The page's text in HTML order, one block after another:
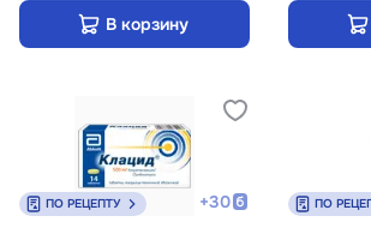
В корзину
ПО РЕЦЕПТУ +30 ПО